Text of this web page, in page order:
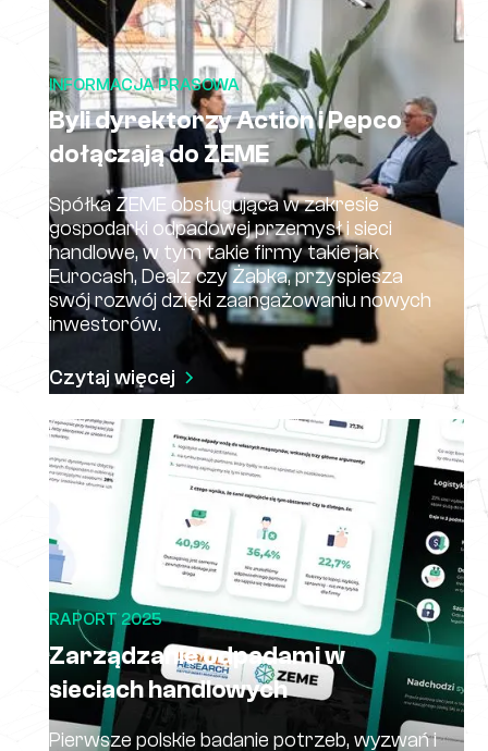
INFORMACJA PRASOWA
Byli dyrektorzy Action i Pepco
dołączają do ZEME
Spółka ZEME obsługująca w zakresie
gospodarki odpadowej przemysł i sieci
handlowe, w tym takie firmy takie jak
Eurocash, Dealz czy Żabka, przyspiesza
swój rozwój dzięki zaangażowaniu nowych
inwestorów.
Czytaj więcej
RAPORT 2025
Zarządzanie odpadami w
sieciach handlowych
Pierwsze polskie badanie potrzeb, wyzwań i